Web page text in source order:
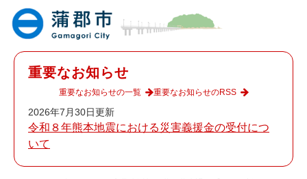
重要なお知らせ
2026年7月30日更新
令和８年熊本地震における災害義援金の受付につ
いて
重要なお知らせの一覧 重要なお知らせのRSS